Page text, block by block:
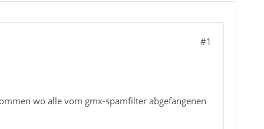
#1
wo alle vom gmx-spamfilter abgefangenen